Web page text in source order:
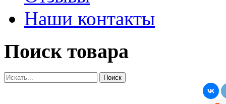
Наши контакты
Поиск товара